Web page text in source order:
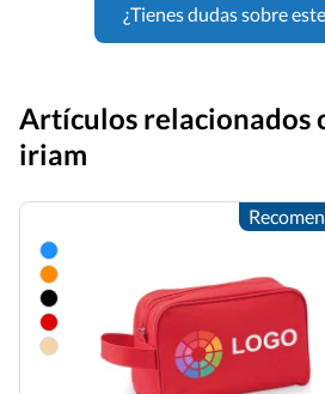
¿Tienes dudas sobre
Artículos relacionados
iriam